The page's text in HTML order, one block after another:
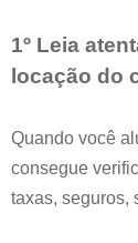
1º Leia
locação do
Quando você
consegue
taxas, seguros,